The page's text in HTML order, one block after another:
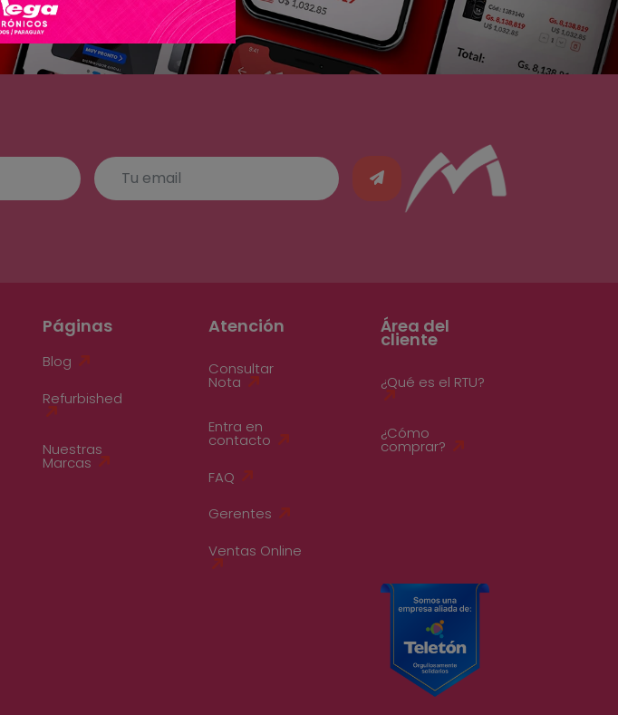
Páginas
Blog
Refurbished
Nuestras
Marcas
Atención
Consultar
Nota
Entra en
contacto
FAQ
Gerentes
Ventas Online
Área del
cliente
¿Qué es el RTU?
¿Cómo
comprar?